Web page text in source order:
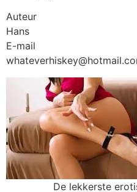
Auteur
Hans
E-mail
De lekkerste